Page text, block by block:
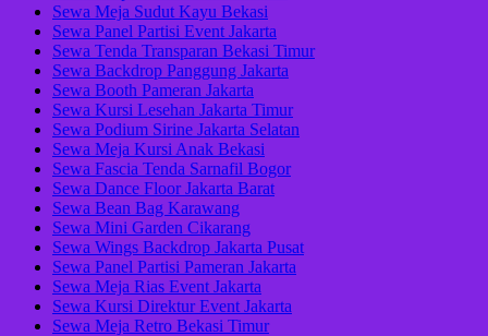
Sewa Meja Sudut Kayu Bekasi
Sewa Panel Partisi Event Jakarta
Sewa Tenda Transparan Bekasi Timur
Sewa Backdrop Panggung Jakarta
Sewa Booth Pameran Jakarta
Sewa Kursi Lesehan Jakarta Timur
Sewa Podium Sirine Jakarta Selatan
Sewa Meja Kursi Anak Bekasi
Sewa Fascia Tenda Sarnafil Bogor
Sewa Dance Floor Jakarta Barat
Sewa Bean Bag Karawang
Sewa Mini Garden Cikarang
Sewa Wings Backdrop Jakarta Pusat
Sewa Panel Partisi Pameran Jakarta
Sewa Meja Rias Event Jakarta
Sewa Kursi Direktur Event Jakarta
Sewa Meja Retro Bekasi Timur